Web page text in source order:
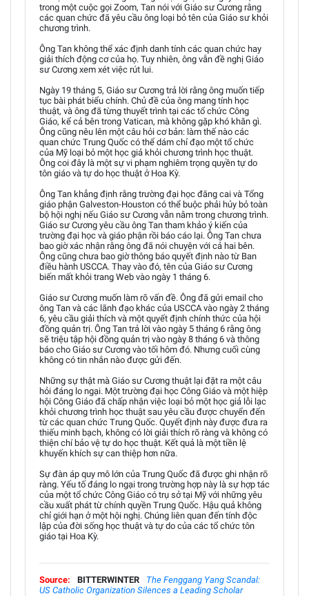
trong một cuộc gọi Zoom, Tan nói với Giáo sư Cương rằng
các quan chức đã yêu cầu ông loại bỏ tên của Giáo sư khỏi
chương trình.
Ông Tan không thể xác định danh tính các quan chức hay
giải thích động cơ của họ. Tuy nhiên, ông vẫn đề nghị Giáo
sư Cương xem xét việc rút lui.
Ngày 19 tháng 5, Giáo sư Cương trả lời rằng ông muốn tiếp
tục bài phát biểu chính. Chủ đề của ông mang tính học
thuật, và ông đã từng thuyết trình tại các tổ chức Công
Giáo, kể cả bên trong Vatican, mà không gặp khó khăn gì.
Ông cũng nêu lên một câu hỏi cơ bản: làm thế nào các
quan chức Trung Quốc có thể dám chỉ đạo một tổ chức
của Mỹ loại bỏ một học giả khỏi chương trình học thuật.
Ông coi đây là một sự vi phạm nghiêm trọng quyền tự do
tôn giáo và tự do học thuật ở Hoa Kỳ.
Ông Tan khẳng định rằng trường đại học đăng cai và Tổng
giáo phận Galveston-Houston có thể buộc phải hủy bỏ toàn
bộ hội nghị nếu Giáo sư Cương vẫn nằm trong chương trình.
Giáo sư Cương yêu cầu ông Tan tham khảo ý kiến của
trường đại học và giáo phận rồi báo cáo lại. Ông Tan chưa
bao giờ xác nhận rằng ông đã nói chuyện với cả hai bên.
Ông cũng chưa bao giờ thông báo quyết định nào từ Ban
điều hành USCCA. Thay vào đó, tên của Giáo sư Cương
biến mất khỏi trang Web vào ngày 1 tháng 6.
Giáo sư Cương muốn làm rõ vấn đề. Ông đã gửi email cho
ông Tan và các lãnh đạo khác của USCCA vào ngày 2 tháng
6, yêu cầu giải thích và một quyết định chính thức của hội
đồng quản trị. Ông Tan trả lời vào ngày 5 tháng 6 rằng ông
sẽ triệu tập hội đồng quản trị vào ngày 8 tháng 6 và thông
báo cho Giáo sư Cương vào tối hôm đó. Nhưng cuối cùng
không có tin nhắn nào được gửi đến.
Những sự thật mà Giáo sư Cương thuật lại đặt ra một câu
hỏi đáng lo ngại. Một trường đại học Công Giáo và một hiệp
hội Công Giáo đã chấp nhận việc loại bỏ một học giả lỗi lạc
khỏi chương trình học thuật sau yêu cầu được chuyển đến
từ các quan chức Trung Quốc. Quyết định này được đưa ra
thiếu minh bạch, không có lời giải thích rõ ràng và không có
thiện chí bảo vệ tự do học thuật. Kết quả là một tiền lệ
khuyến khích sự can thiệp hơn nữa.
Sự đàn áp quy mô lớn của Trung Quốc đã được ghi nhận rõ
ràng. Yếu tố đáng lo ngại trong trường hợp này là sự hợp tác
của một tổ chức Công Giáo có trụ sở tại Mỹ với những yêu
cầu xuất phát từ chính quyền Trung Quốc. Hậu quả không
chỉ giới hạn ở một hội nghị. Chúng liên quan đến tính độc
lập của đời sống học thuật và tự do của các tổ chức tôn
giáo tại Hoa Kỳ.
Source: BITTERWINTER
The Fenggang Yang Scandal:
US Catholic Organization Silences a Leading Scholar